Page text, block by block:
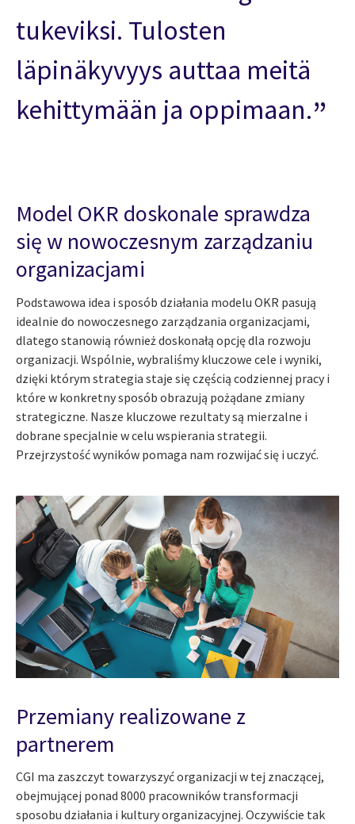
tukeviksi. Tulosten
läpinäkyvyys auttaa meitä
kehittymään ja oppimaan.
Model OKR doskonale sprawdza
się w nowoczesnym zarządzaniu
organizacjami
Podstawowa idea i sposób działania modelu OKR pasują
idealnie do nowoczesnego zarządzania organizacjami,
dlatego stanowią również doskonałą opcję dla rozwoju
organizacji. Wspólnie, wybraliśmy kluczowe cele i wyniki,
dzięki którym strategia staje się częścią codziennej pracy i
które w konkretny sposób obrazują pożądane zmiany
strategiczne. Nasze kluczowe rezultaty są mierzalne i
dobrane specjalnie w celu wspierania strategii.
Przejrzystość wyników pomaga nam rozwijać się i uczyć.
Przemiany realizowane z
partnerem
CGI ma zaszczyt towarzyszyć organizacji w tej znaczącej,
obejmującej ponad 8000 pracowników transformacji
sposobu działania i kultury organizacyjnej. Oczywiście tak